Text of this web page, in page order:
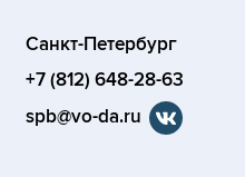
Санкт-Петербург
+7 (812) 648-28-63
spb@vo-da.ru